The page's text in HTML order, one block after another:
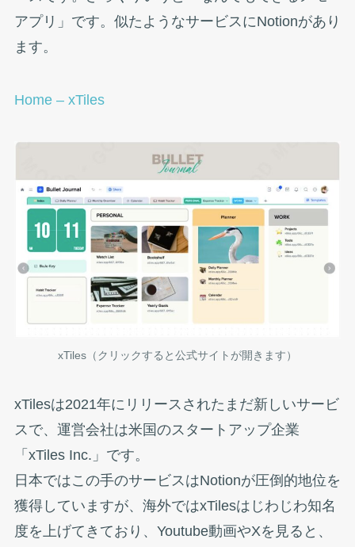
アプリ」です。似たようなサービスにNotionがあり
ます。
Home – xTiles
xTiles（クリックすると公式サイトが開きます）
xTilesは2021年にリリースされたまだ新しいサービ
スで、運営会社は米国のスタートアップ企業
「xTiles Inc.」です。
日本ではこの手のサービスはNotionが圧倒的地位を
獲得していますが、海外ではxTilesはじわじわ知名
度を上げてきており、Youtube動画やXを見ると、